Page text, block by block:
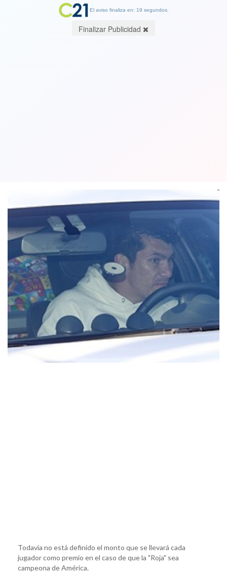
Todavía no está definido el monto que se llevará cada
jugador como premio en el caso de que la "Roja" sea
campeona de América.
El aviso finaliza en: 19 segundos.
Finalizar Publicidad